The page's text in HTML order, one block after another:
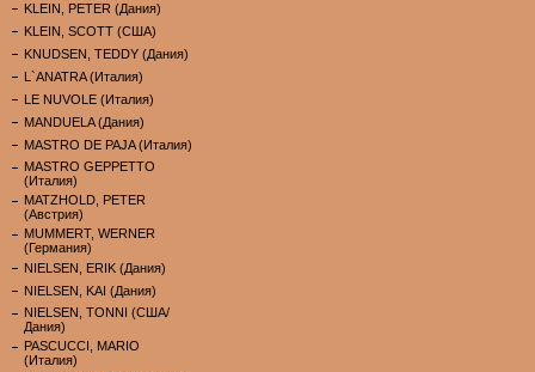
KLEIN, PETER (Дания)
KLEIN, SCOTT (США)
KNUDSEN, TEDDY (Дания)
L`ANATRA (Италия)
LE NUVOLE (Италия)
MANDUELA (Дания)
MASTRO DE PAJA (Италия)
MASTRO GEPPETTO
(Италия)
MATZHOLD, PETER
(Австрия)
MUMMERT, WERNER
(Германия)
NIELSEN, ERIK (Дания)
NIELSEN, KAI (Дания)
NIELSEN, TONNI (США/
Дания)
PASCUCCI, MARIO
(Италия)